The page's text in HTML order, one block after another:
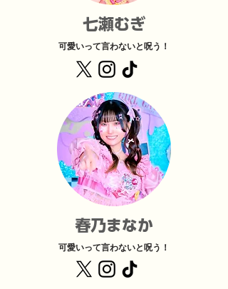
七瀬むぎ
可愛いって言わないと呪う！
​春乃まなか
可愛いって言わないと呪う！